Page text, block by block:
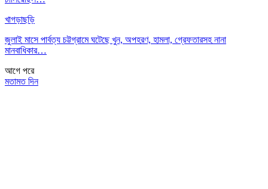
খাগড়াছড়ি
জুলাই মাসে পার্বত্য চট্টগ্রামে ঘটেছে খুন, অপহরণ, হামলা, গ্রেফতারসহ নানা
মানবাধিকার…
আগে পরে
মতামত দিন